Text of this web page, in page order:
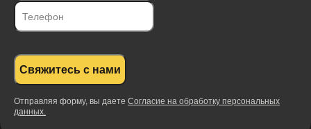
Свяжитесь с нами
Отправляя форму, вы даете Согласие на обработку персональных
данных.